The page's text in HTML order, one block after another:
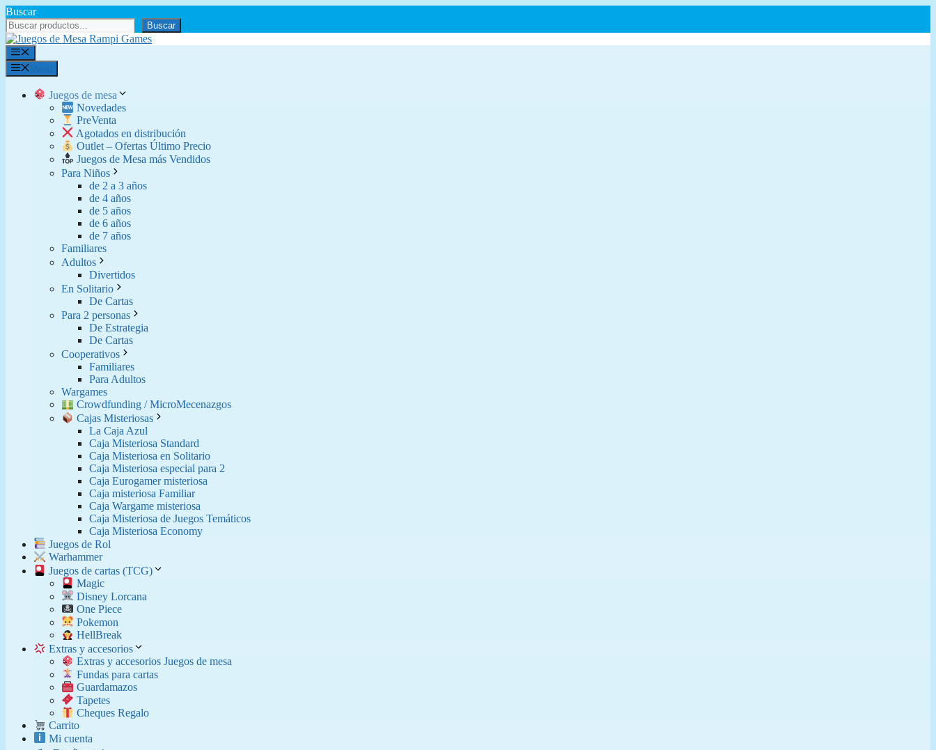
Saltar
al
contenido
Buscar
Buscar
Menú
Juegos de mesa
Novedades
PreVenta
Agotados en distribución
Outlet – Ofertas Último Precio
Juegos de Mesa más Vendidos
Para Niños
de 2 a 3 años
de 4 años
de 5 años
de 6 años
de 7 años
Familiares
Adultos
Divertidos
En Solitario
De Cartas
Para 2 personas
De Estrategia
De Cartas
Cooperativos
Familiares
Para Adultos
Wargames
Crowdfunding / MicroMecenazgos
Cajas Misteriosas
La Caja Azul
Caja Misteriosa Standard
Caja Misteriosa en Solitario
Caja Misteriosa especial para 2
Caja Eurogamer misteriosa
Caja misteriosa Familiar
Caja Wargame misteriosa
Caja Misteriosa de Juegos Temáticos
Caja Misteriosa Economy
Juegos de Rol
Warhammer
Juegos de cartas (TCG)
Magic
Disney Lorcana
One Piece
Pokemon
​ HellBreak
Extras y accesorios
Extras y accesorios Juegos de mesa
Fundas para cartas
Guardamazos
Tapetes
Cheques Regalo
Carrito
Mi cuenta